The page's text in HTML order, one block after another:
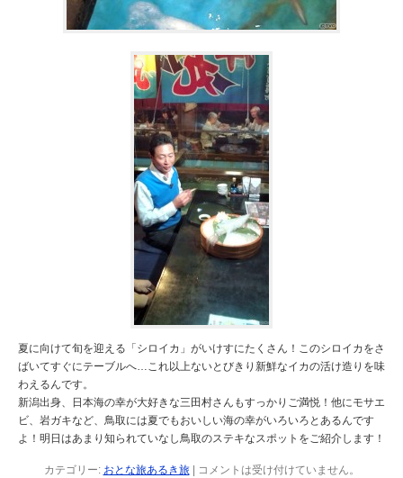
夏に向けて旬を迎える「シロイカ」がいけすにたくさん！このシロイカをさ
ばいてすぐにテーブルへ…これ以上ないとびきり新鮮なイカの活け造りを味
わえるんです。
新潟出身、日本海の幸が大好きな三田村さんもすっかりご満悦！他にモサエ
ビ、岩ガキなど、鳥取には夏でもおいしい海の幸がいろいろとあるんです
よ！明日はあまり知られていなし鳥取のステキなスポットをご紹介します！
カテゴリー: おとな旅あるき旅| コメントは受け付けていません。